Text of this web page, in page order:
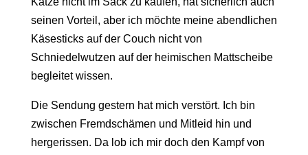
seinen Vorteil, aber ich möchte meine abendlichen
Käsesticks auf der Couch nicht von
Schniedelwutzen auf der heimischen Mattscheibe
begleitet wissen.
Die Sendung gestern hat mich verstört. Ich bin
zwischen Fremdschämen und Mitleid hin und
hergerissen. Da lob ich mir doch den Kampf von